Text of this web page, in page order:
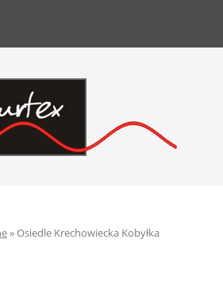
» Osiedle Krechowiecka Kobyłka